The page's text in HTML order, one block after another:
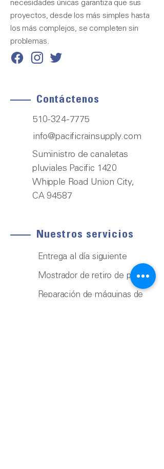
necesidades únicas garantiza que sus
proyectos, desde los más simples hasta
los más complejos, se completen sin
problemas.
Contáctenos
510-324-7775
info@pacificrainsupply.com
Suministro de canaletas
pluviales Pacific 1420
Whipple Road Union City,
CA 94587
Nuestros servicios
Entrega al día siguiente
Mostrador de retiro de pedidos
Reparación de máquinas de